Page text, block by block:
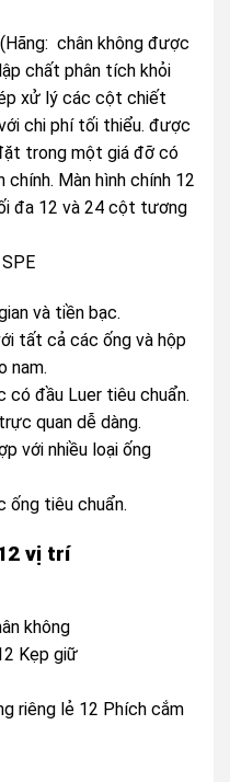
chân không được
chất phân tích khỏi
xử lý các cột chiết
chi phí tối thiểu. được
trong một giá đỡ có
Màn hình chính 12
đa 12 và 24 cột tương
và tiền bạc.
tất cả các ống và hộp
nam.
đầu Luer tiêu chuẩn.
quan dễ dàng.
với nhiều loại ống
ống tiêu chuẩn.
vị trí
không
Kẹp giữ
riêng lẻ 12 Phích cắm